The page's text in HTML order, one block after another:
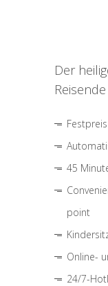
Der
Reisende
Festpreis
45
point
Online-
24/7-